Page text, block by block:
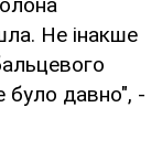
Не інакше
було давно", -